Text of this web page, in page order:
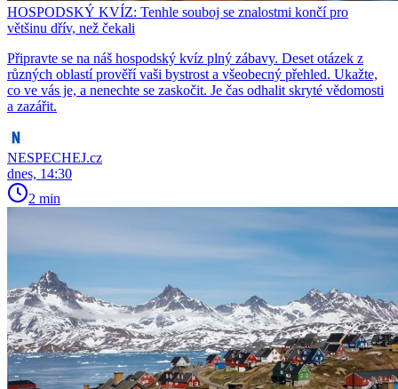
HOSPODSKÝ KVÍZ: Tenhle souboj se znalostmi končí pro
většinu dřív, než čekali
Připravte se na náš hospodský kvíz plný zábavy. Deset otázek z
různých oblastí prověří vaši bystrost a všeobecný přehled. Ukažte,
co ve vás je, a nenechte se zaskočit. Je čas odhalit skryté vědomosti
a zazářit.
NESPECHEJ.cz
dnes, 14:30
2 min